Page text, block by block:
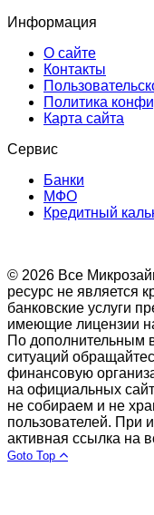
Информация
О сайте
Контакты
Политика
Карта сайта
Сервис
Банки
МФО
Кредитный
© 2026 Все
ресурс не является
банковские услуги
имеющие лицензии
По дополнительным
ситуаций
финансовую
на официальных
не собираем и не
пользователей. При
активная ссылка на
Goto Top